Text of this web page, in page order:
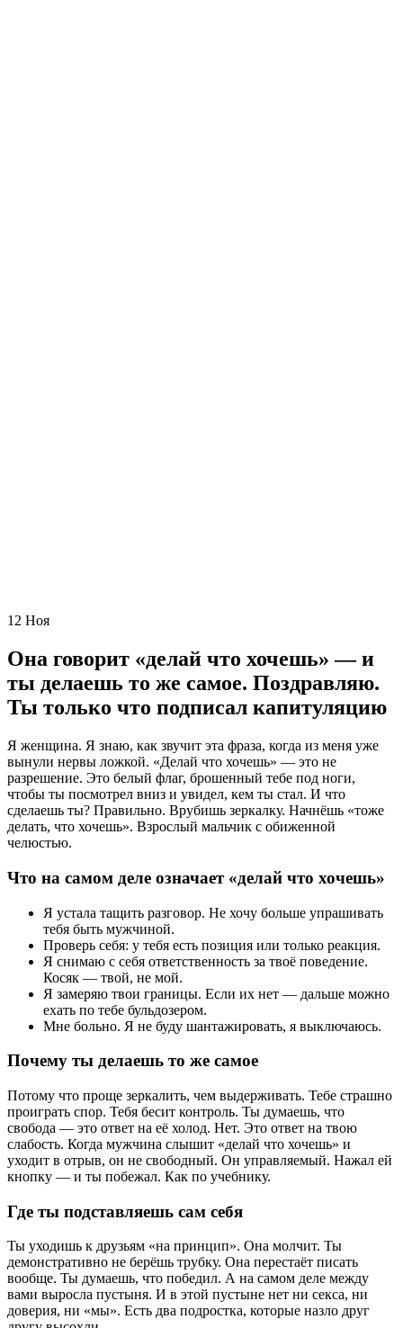
12 Ноя
Она говорит «делай что хочешь» — и
ты делаешь то же самое. Поздравляю.
Ты только что подписал капитуляцию
Я женщина. Я знаю, как звучит эта фраза, когда из меня уже
вынули нервы ложкой. «Делай что хочешь» — это не
разрешение. Это белый флаг, брошенный тебе под ноги,
чтобы ты посмотрел вниз и увидел, кем ты стал. И что
сделаешь ты? Правильно. Врубишь зеркалку. Начнёшь «тоже
делать, что хочешь». Взрослый мальчик с обиженной
челюстью.
Что на самом деле означает «делай что хочешь»
Я устала тащить разговор. Не хочу больше упрашивать
тебя быть мужчиной.
Проверь себя: у тебя есть позиция или только реакция.
Я снимаю с себя ответственность за твоё поведение.
Косяк — твой, не мой.
Я замеряю твои границы. Если их нет — дальше можно
ехать по тебе бульдозером.
Мне больно. Я не буду шантажировать, я выключаюсь.
Почему ты делаешь то же самое
Потому что проще зеркалить, чем выдерживать. Тебе страшно
проиграть спор. Тебя бесит контроль. Ты думаешь, что
свобода — это ответ на её холод. Нет. Это ответ на твою
слабость. Когда мужчина слышит «делай что хочешь» и
уходит в отрыв, он не свободный. Он управляемый. Нажал ей
кнопку — и ты побежал. Как по учебнику.
Где ты подставляешь сам себя
Ты уходишь к друзьям «на принцип». Она молчит. Ты
демонстративно не берёшь трубку. Она перестаёт писать
вообще. Ты думаешь, что победил. А на самом деле между
вами выросла пустыня. И в этой пустыне нет ни секса, ни
доверия, ни «мы». Есть два подростка, которые назло друг